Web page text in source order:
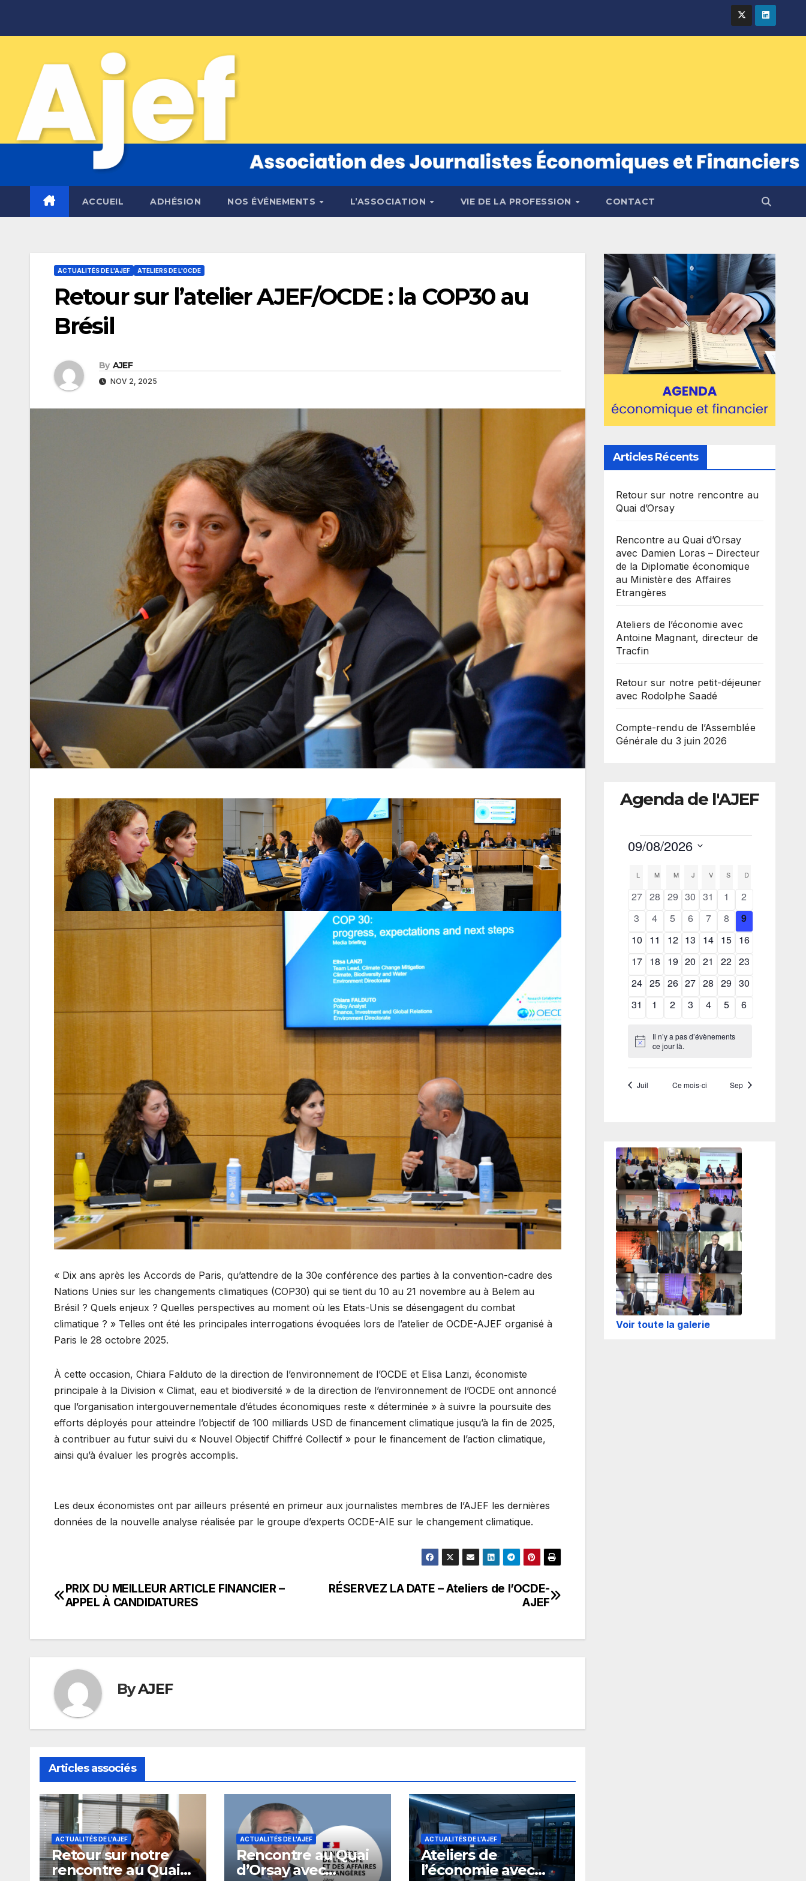
ACCUEIL ADHÉSION NOS ÉVÉNEMENTS L’ASSOCIATION VIE DE LA PROFESSION CONTACT
ACTUALITÉS DE L'AJEF ATELIERS DE L'OCDE
Retour sur l’atelier AJEF/OCDE : la COP30 au
Brésil
By AJEF
NOV 2, 2025
« Dix ans après les Accords de Paris, qu’attendre de la 30e conférence des parties à la convention-cadre des
Nations Unies sur les changements climatiques (COP30) qui se tient du 10 au 21 novembre au à Belem au
Brésil ? Quels enjeux ? Quelles perspectives au moment où les Etats-Unis se désengagent du combat
climatique ? » Telles ont été les principales interrogations évoquées lors de l’atelier de OCDE-AJEF organisé à
Paris le 28 octobre 2025.
À cette occasion, Chiara Falduto de la direction de l’environnement de l’OCDE et Elisa Lanzi, économiste
principale à la Division « Climat, eau et biodiversité » de la direction de l’environnement de l’OCDE ont annoncé
que l’organisation intergouvernementale d’études économiques reste « déterminée » à suivre la poursuite des
efforts déployés pour atteindre l’objectif de 100 milliards USD de financement climatique jusqu’à la fin de 2025,
à contribuer au futur suivi du « Nouvel Objectif Chiffré Collectif » pour le financement de l’action climatique,
ainsi qu’à évaluer les progrès accomplis.
Les deux économistes ont par ailleurs présenté en primeur aux journalistes membres de l’AJEF les dernières
données de la nouvelle analyse réalisée par le groupe d’experts OCDE-AIE sur le changement climatique.
Navigation
l’article
RÉSERVEZ LA DATE – Ateliers de l’OCDE-
AJEF
PRIX DU MEILLEUR ARTICLE FINANCIER –
APPEL À CANDIDATURES
ByAJEF
Articles associés
ACTUALITÉS DE L'AJEF
Retour sur notre
rencontre au Quai
ACTUALITÉS DE L'AJEF
Rencontre au Quai
d’Orsay avec
ACTUALITÉS DE L'AJEF
Ateliers de
l’économie avec
Articles Récents
Retour sur notre rencontre au
Quai d’Orsay
Rencontre au Quai d’Orsay
avec Damien Loras – Directeur
de la Diplomatie économique
au Ministère des Affaires
Etrangères
Ateliers de l’économie avec
Antoine Magnant, directeur de
Tracfin
Retour sur notre petit-déjeuner
avec Rodolphe Saadé
Compte-rendu de l’Assemblée
Générale du 3 juin 2026
Agenda de l'AJEF
Voir toute la galerie